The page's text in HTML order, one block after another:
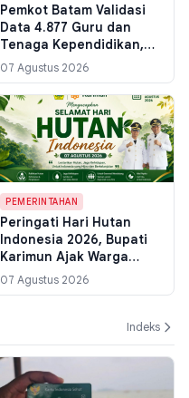
Pemkot Batam Validasi
Data 4.877 Guru dan
Tenaga Kependidikan,
Sebaran di 4 Kecamatan
Mulai Dipetakan
07 Agustus 2026
PEMERINTAHAN
Peringati Hari Hutan
Indonesia 2026, Bupati
Karimun Ajak Warga
Pulihkan Ekosistem untuk
Jaga Kehidupan
07 Agustus 2026
Indeks